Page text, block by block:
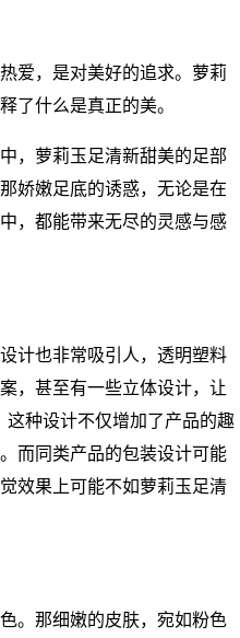
爱，是对美好的追求。萝莉
了什么是真正的美。
，萝莉玉足清新甜美的足部
娇嫩足底的诱惑，无论是在
，都能带来无尽的灵感与感
计也非常吸引人，透明塑料
，甚至有一些立体设计，让
种设计不仅增加了产品的趣
而同类产品的包装设计可能
效果上可能不如萝莉玉足清
。那细嫩的皮肤，宛如粉色